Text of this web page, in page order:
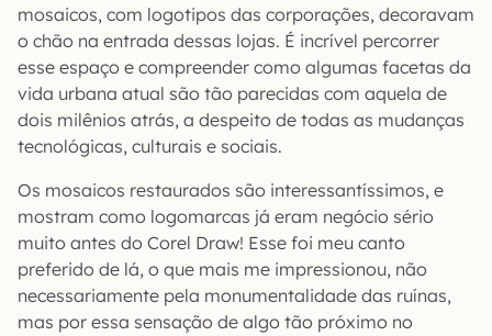
mosaicos, com logotipos das corporações, decoravam
o chão na entrada dessas lojas. É incrível percorrer
esse espaço e compreender como algumas facetas da
vida urbana atual são tão parecidas com aquela de
dois milênios atrás, a despeito de todas as mudanças
tecnológicas, culturais e sociais.
Os mosaicos restaurados são interessantíssimos, e
mostram como logomarcas já eram negócio sério
muito antes do Corel Draw! Esse foi meu canto
preferido de lá, o que mais me impressionou, não
necessariamente pela monumentalidade das ruínas,
mas por essa sensação de algo tão próximo no